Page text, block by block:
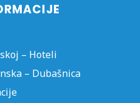
– Hoteli
– Dubašnica